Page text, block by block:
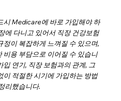
시 Medicare에 바로 가입해야 하
에 다니고 있어서 직장 건강보험
정이 복잡하게 느껴질 수 있으며,
비용 부담으로 이어질 수 있습니
연기, 직장 보험과의 관계, 그
이 적절한 시기에 가입하는 방법
리했습니다.